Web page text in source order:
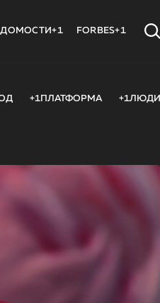
FORBES+1
+1ПЛАТФОРМА +1ЛЮДИ